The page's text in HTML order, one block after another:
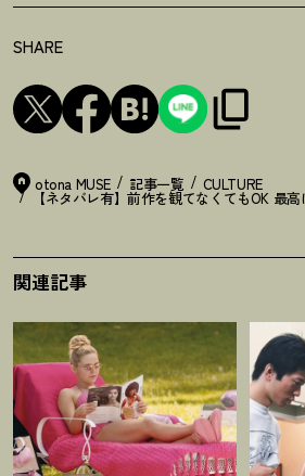
SHARE
otona MUSE 記事一覧 CULTURE
【ネタバレ有】前作を観てなくてもOK 最
関連記事